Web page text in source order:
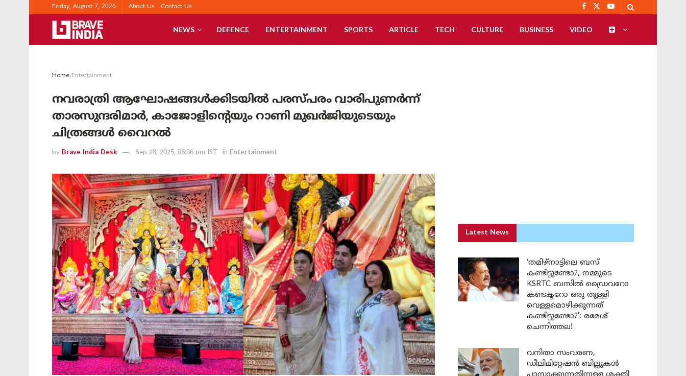
Friday, August 7, 2026 About Us Contact Us
NEWS DEFENCE ENTERTAINMENT SPORTS ARTICLE TECH CULTURE BUSINESS VIDEO
Home Entertainment
നവരാത്രി ആഘോഷങ്ങൾക്കിടയിൽ പരസ്പരം വാരിപുണർന്ന്
താരസുന്ദരിമാർ, കാജോളിന്റെയും റാണി മുഖർജിയുടെയും
ചിത്രങ്ങൾ വൈറൽ
by Brave India Desk Sep 28, 2025, 06:36 pm IST in Entertainment
Latest News
‘തമിഴ്‌നാട്ടിലെ ബസ്
കണ്ടിട്ടുണ്ടോ?, നമ്മുടെ
KSRTC ബസിൽ ഡ്രൈവറോ
കണ്ടക്ടറോ ഒരു തുള്ളി
വെള്ളമൊഴിക്കുന്നത്
കണ്ടിട്ടുണ്ടോ?’: രമേശ്
ചെന്നിത്തല!
വനിതാ സംവരണ,
ഡീലിമിറ്റേഷൻ ബില്ലുകൾ